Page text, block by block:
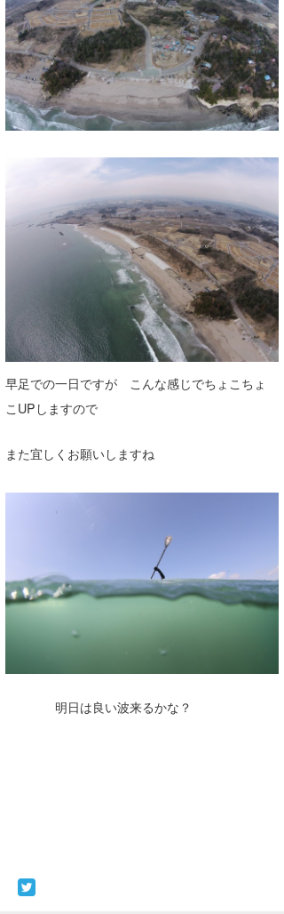
早足での一日ですが こんな感じでちょこちょ
こUPしますので
また宜しくお願いしますね
明日は良い波来るかな？